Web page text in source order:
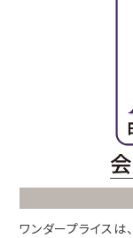
ワンダープライスは、